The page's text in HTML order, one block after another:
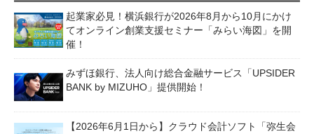
起業家必見！横浜銀行が2026年8月から10月にかけ
てオンライン創業支援セミナー「みらい海図」を開
催！
みずほ銀行、法人向け総合金融サービス「UPSIDER
BANK by MIZUHO」提供開始！
【2026年6月1日から】クラウド会計ソフト「弥生会